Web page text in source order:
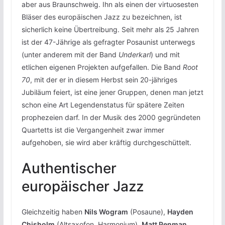
aber aus Braunschweig. Ihn als einen der virtuosesten
Bläser des europäischen Jazz zu bezeichnen, ist
sicherlich keine Übertreibung. Seit mehr als 25 Jahren
ist der 47-Jährige als gefragter Posaunist unterwegs
(unter anderem mit der Band Underkarl) und mit
etlichen eigenen Projekten aufgefallen. Die Band Root
70, mit der er in diesem Herbst sein 20-jähriges
Jubiläum feiert, ist eine jener Gruppen, denen man jetzt
schon eine Art Legendenstatus für spätere Zeiten
prophezeien darf. In der Musik des 2000 gegründeten
Quartetts ist die Vergangenheit zwar immer
aufgehoben, sie wird aber kräftig durchgeschüttelt.
Authentischer
europäischer Jazz
Gleichzeitig haben Nils Wogram (Posaune), Hayden